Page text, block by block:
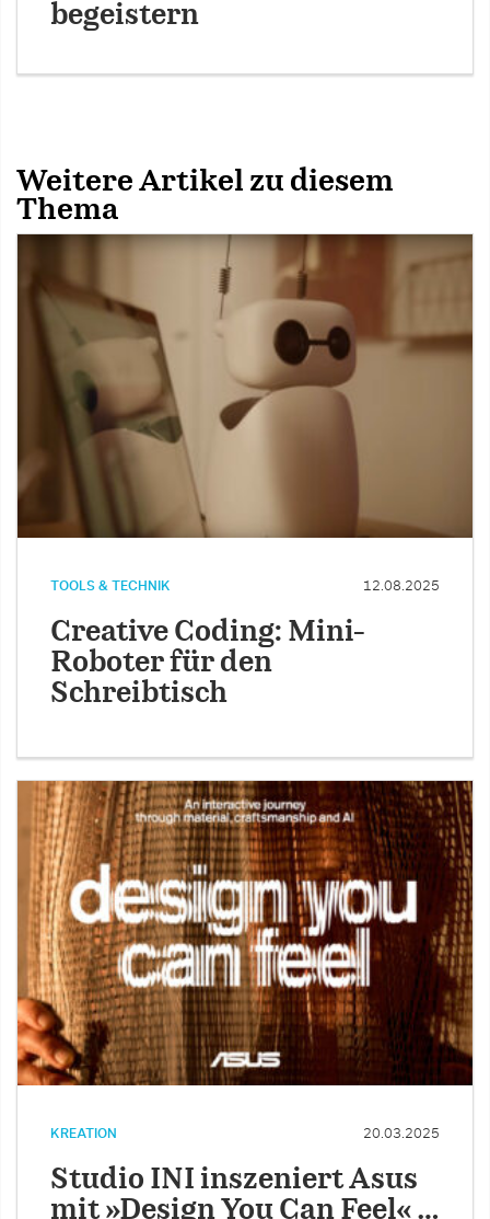
begeistern
Weitere Artikel zu diesem
Thema
TOOLS & TECHNIK 12.08.2025
Creative Coding: Mini-
Roboter für den
Schreibtisch
KREATION 20.03.2025
Studio INI inszeniert Asus
mit »Design You Can Feel« …